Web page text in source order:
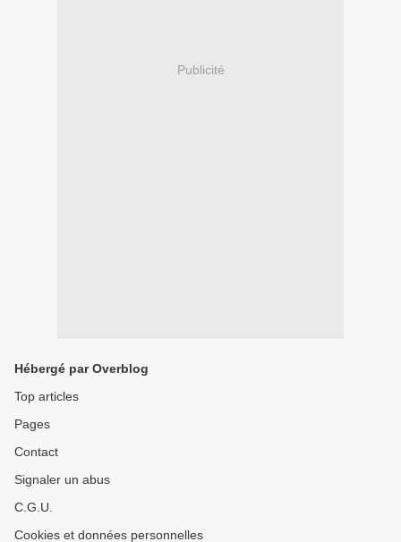
Publicité
Hébergé par Overblog
Top articles
Pages
Contact
Signaler un abus
C.G.U.
Cookies et données personnelles